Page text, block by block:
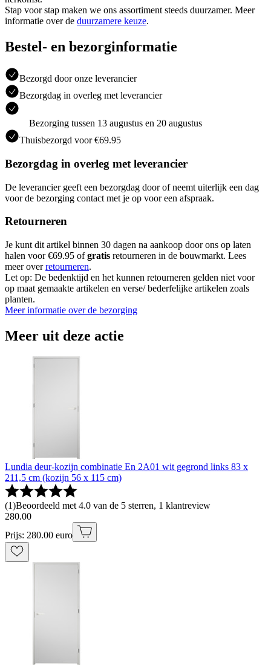
Stap voor stap maken we ons assortiment steeds duurzamer. Meer
informatie over de duurzamere keuze.
Bestel- en bezorginformatie
Bezorgd door onze leverancier
Bezorgdag in overleg met leverancier
Bezorging tussen 13 augustus en 20 augustus
Thuisbezorgd voor €69.95
Bezorgdag in overleg met leverancier
De leverancier geeft een bezorgdag door of neemt uiterlijk een dag
voor de bezorging contact met je op voor een afspraak.
Retourneren
Je kunt dit artikel binnen 30 dagen na aankoop door ons op laten
halen voor €69.95 ofgratis retourneren in de bouwmarkt. Lees
meer overretourneren.
Let op: De bedenktijd en het kunnen retourneren gelden niet voor
op maat gemaakte artikelen en verse/ bederfelijke artikelen zoals
planten.
Meer informatie over de bezorging
Meer uit deze actie
Lundia deur-kozijn combinatie En 2A01 wit gegrond links 83 x
211,5 cm (kozijn 56 x 115 cm)
(1)Beoordeeld met 4.0 van de 5 sterren, 1 klantreview
280.00
Prijs: 280.00 euro